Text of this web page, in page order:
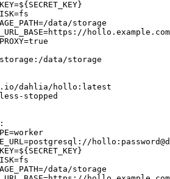
data/storage
data/storage
dahlia/hollo:latest
stopped
:
data/storage